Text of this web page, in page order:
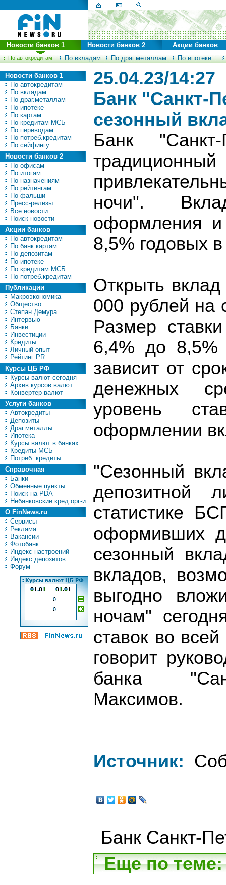
По автокредитам По вкладам По драг.металлам По ипотеке
Новости банков 1 Новости банков 2 Акции банков
Новости банков 1
По автокредитам
По вкладам
По драг.металлам
По ипотеке
По картам
По кредитам МСБ
По переводам
По потреб.кредитам
По сейфингу
Новости банков 2
По офисам
По итогам
По назначениям
По рейтингам
По фальши
Пресс-релизы
Все новости
Поиск новости
Акции банков
По автокредитам
По банк.картам
По депозитам
По ипотеке
По кредитам МСБ
По потреб.кредитам
Публикации
Макроэкономика
Общество
Степан Демура
Интервью
Банки
Инвестиции
Кредиты
Личный опыт
Рейтинг PR
Курсы ЦБ РФ
Курсы валют сегодня
Архив курсов валют
Конвертер валют
Услуги банков
Автокредиты
Депозиты
Драг.металлы
Ипотека
Курсы валют в банках
Кредиты МСБ
Потреб. кредиты
Справочная
Банки
Обменные пункты
Поиск на PDA
Небанковские кред.орг-и
О FinNews.ru
Сервисы
Реклама
Вакансии
Фотобанк
Индекс настроений
Индекс депозитов
Форум
25.04.23/14:27
Банк "Санкт-
сезонный
Банк "Санкт-
ночи".
оформления
8,5% годовых
Открыть
000 рублей на
Размер
6,4% до
зависит от
денежных
уровень
оформлении
"Сезонный
депозитной
статистике
оформивших
сезонный
вкладов,
выгодно
ночам"
ставок во
говорит
банка
Максимов.
Источник:
Банк Санкт-
Еще по теме: